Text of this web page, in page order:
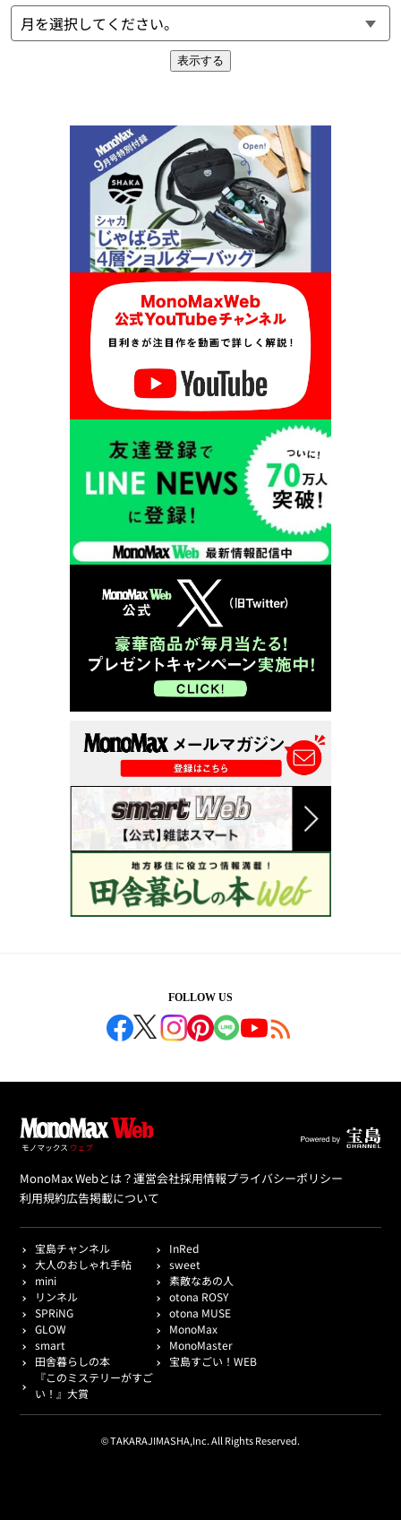
表示する
FOLLOW US
MonoMax Webとは？運営会社採用情報プライバシーポリシー
利用規約広告掲載について
宝島チャンネル
InRed
大人のおしゃれ手帖
sweet
mini
素敵なあの人
リンネル
otona ROSY
SPRiNG
otona MUSE
GLOW
MonoMax
smart
MonoMaster
田舎暮らしの本
宝島すごい！WEB
『このミステリーがすご
い！』大賞
© TAKARAJIMASHA,Inc. All Rights Reserved.